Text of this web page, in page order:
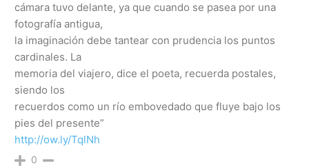
cámara tuvo delante, ya que cuando se pasea por una
fotografía antigua,
la imaginación debe tantear con prudencia los puntos
cardinales. La
memoria del viajero, dice el poeta, recuerda postales,
siendo los
recuerdos como un río embovedado que fluye bajo los
pies del presente”
http://ow.ly/TqlNh
0